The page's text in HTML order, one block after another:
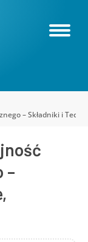
– Składniki i
–